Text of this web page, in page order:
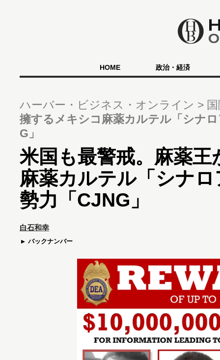
HOME 政治・経済
ハーバー・ビジネス・オンライン
擁するメキシコ麻薬カルテル「シナ
G」
米国も最警戒。麻薬
麻薬カルテル「シナ
勢力「CJNG」
白石和幸
バックナンバー